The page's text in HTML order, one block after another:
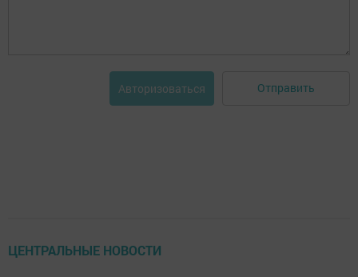
Авторизоваться Отправить
ЦЕНТРАЛЬНЫЕ НОВОСТИ